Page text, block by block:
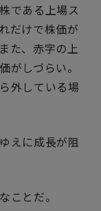
である上場ス
だけで株価が
た、赤字の上
がしづらい。
外している場
えに成長が阻
なことだ。